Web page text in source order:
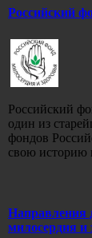
Российский
Российский
один из
фондов
свою историю
Направления
милосердия и